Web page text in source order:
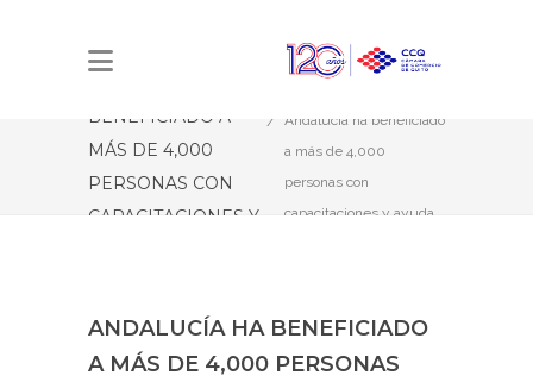
BENEFICIADO A
MÁS DE 4,000
PERSONAS CON
CAPACITACIONES Y
Andalucía ha beneficiado
a más de 4,000
personas con
capacitaciones y ayuda
ANDALUCÍA HA BENEFICIADO
A MÁS DE 4,000 PERSONAS